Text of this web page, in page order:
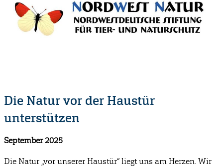
Die Natur vor der Haustür
unterstützen
September 2025
Die Natur „vor unserer Haustür“ liegt uns am Herzen. Wir